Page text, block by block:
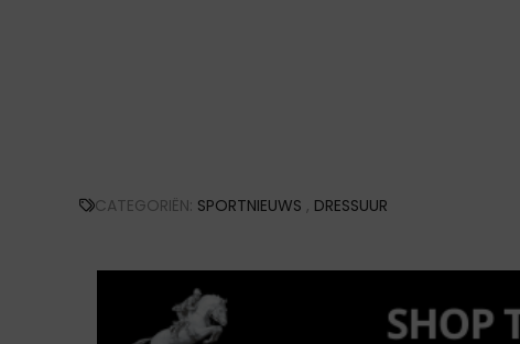
CATEGORIËN: SPORTNIEUWS , DRESSUUR